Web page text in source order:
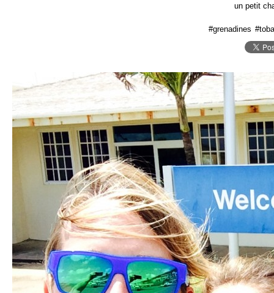
un petit
#grenadines